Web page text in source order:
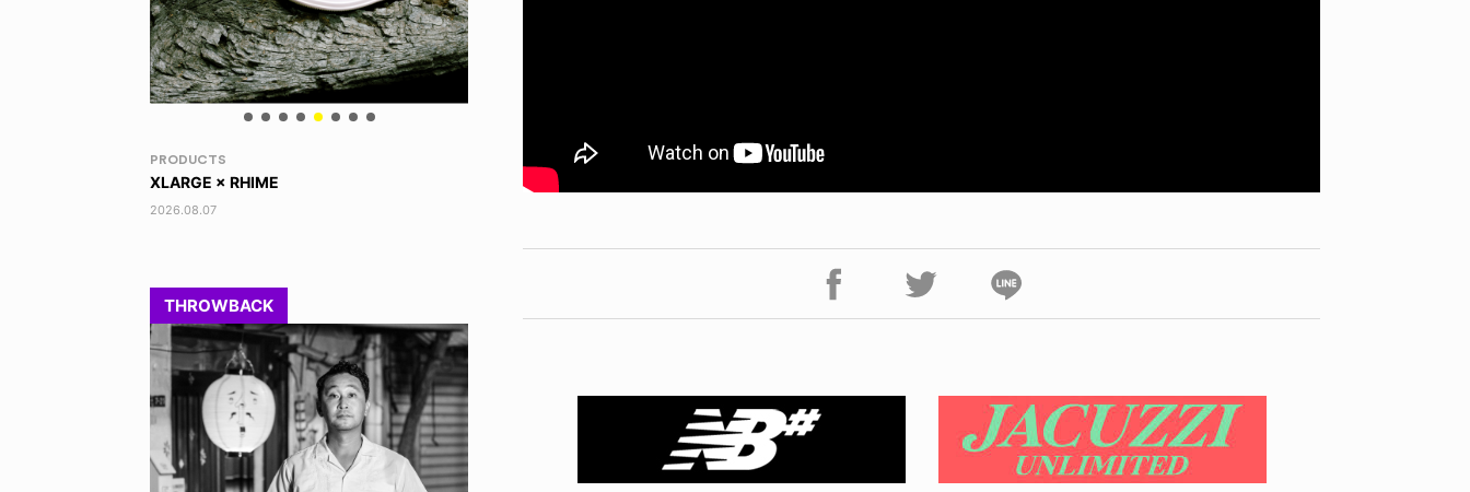
NEWS
TOBY RYAN - PRO FOR REAL
2026.08.08
VOICE OF FREEDOM
AKIRA OZAWA / 尾澤 彰
RANDOM
THROWBACK